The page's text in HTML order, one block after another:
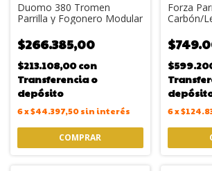
Duomo 380 Tromen
Parrilla y Fogonero Modular
$266.385,00
$213.108,00con
Transferencia o
depósito
6x$44.397,50sin interés
Forza
Carbón/
6x